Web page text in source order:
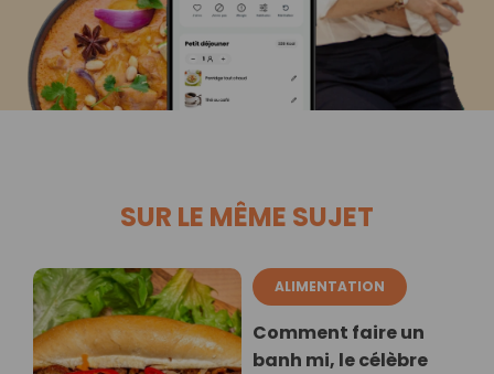
SUR LE MÊME SUJET
ALIMENTATION
Comment faire un
banh mi, le célèbre